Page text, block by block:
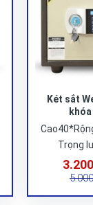
Két sắt
Trọng